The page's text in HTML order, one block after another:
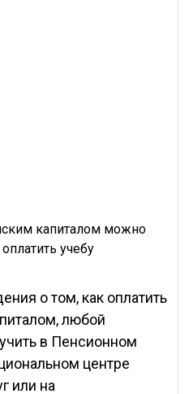
капиталом можно
оплатить учебу
о том, как оплатить
любой
в Пенсионном
центре
или на